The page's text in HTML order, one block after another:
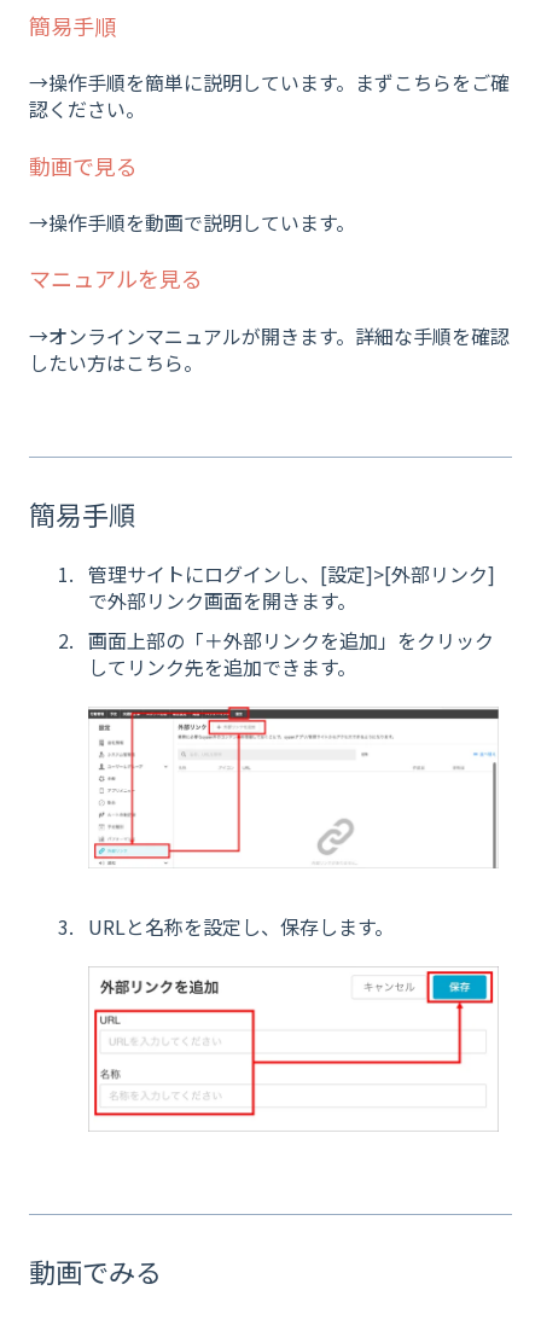
簡易手順
→操作手順を簡単に説明しています。まずこちらをご確
認ください。
動画で見る
→操作手順を動画で説明しています。
マニュアルを見る
→オンラインマニュアルが開きます。詳細な手順を確認
したい方はこちら。
簡易手順
管理サイトにログインし、[設定]>[外部リンク]
で外部リンク画面を開きます。
画面上部の「＋外部リンクを追加」をクリック
してリンク先を追加できます。
URLと名称を設定し、保存します。
動画でみる